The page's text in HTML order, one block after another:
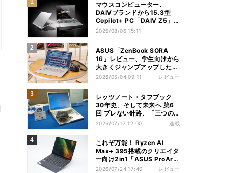
マウスコンピューター、
DAIVブランドから15.3型
Copilot+ PC「DAIV Z5」
発売
2026/08/06 15:11
ASUS「ZenBook SORA
16」レビュー、学生向けから
大きくジャンプアップした
Snapdragon X2 Elite
2026/05/04 09:11 レビュー
レッツノート・タフブック
30年史、そして未来へ 第6
回 ブレない針路、「三つの
矢」でシン・レッツノートの
2026/07/17 12:00 連載
これぞ万能！ Ryzen AI
Max+ 395搭載のクリエイタ
ー向け2in1「ASUS ProArt
PX13 HN7306EA」レビュ
2026/07/24 17:40 レビュー